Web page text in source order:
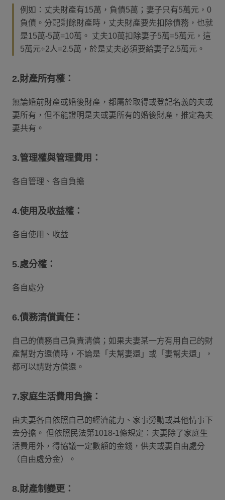
例如：丈夫財產有15萬，負債5萬；妻子只有5萬元，0
負債。分配剩餘財產時，丈夫財產要先扣除債務，也就
是15萬-5萬=10萬。 丈夫10萬扣除妻子5萬=5萬元，這
5萬元÷2人=2.5萬，於是丈夫必須要給妻子2.5萬元。
2.財產所有權：
無論婚前財產或婚後財產，都屬於取得或登記名義的夫或
妻所有，但不能證明是夫或妻所有的婚後財產，推定為夫
妻共有。
3.管理權與管理費用：
各自管理、各自負擔
4.使用及收益權：
各自使用、收益
5.處分權：
各自處分
6.債務清償責任：
自己的債務自己負責清償；如果夫妻某一方有用自己的財
產幫對方還債時，不論是「夫幫妻還」或「妻幫夫還」，
都可以請對方償還。
7.家庭生活費用負擔：
由夫妻各自依照自己的經濟能力、家事勞動或其他情事下
去分擔。 但依照民法第1018-1條規定：夫妻除了家庭生
活費用外，得協議一定數額的金錢，供夫或妻自由處分
（自由處分金）。
8.財產制變更：